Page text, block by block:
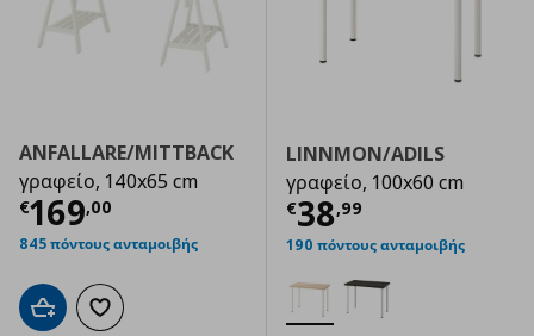
ANFALLARE/MITTBACK
γραφείο, 140x65 cm
€169,00
Τρέχουσα τιμή € 169,00
845 πόντους ανταμοιβής
Προσθήκη στο καλάθι
Προσθήκη στα αγαπημένα
LINNMON/ADILS
γραφείο, 100x60 cm
€38,99
Τρέχουσα
190 πόντους ανταμοιβής